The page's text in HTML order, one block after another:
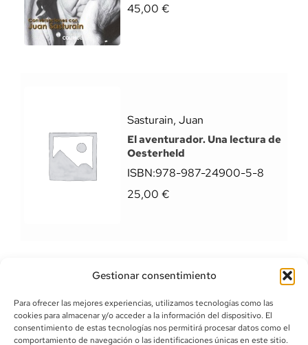
Gestionar consentimiento
Para ofrecer las mejores experiencias, utilizamos tecnologías como las
cookies para almacenar y/o acceder a la información del dispositivo. El
consentimiento de estas tecnologías nos permitirá procesar datos como el
comportamiento de navegación o las identificaciones únicas en este sitio.
45,00 €
Sasturain, Juan
El aventurador. Una lectura de
Oesterheld
ISBN:978-987-24900-5-8
25,00 €